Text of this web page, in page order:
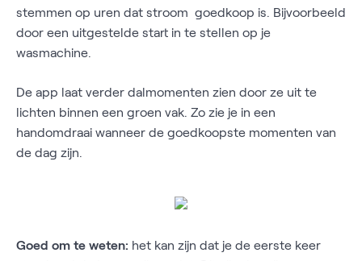
stemmen op uren dat stroom goedkoop is. Bijvoorbeeld
door een uitgestelde start in te stellen op je
wasmachine.
De app laat verder dalmomenten zien door ze uit te
lichten binnen een groen vak. Zo zie je in een
handomdraai wanneer de goedkoopste momenten van
de dag zijn.
Goed om te weten: het kan zijn dat je de eerste keer